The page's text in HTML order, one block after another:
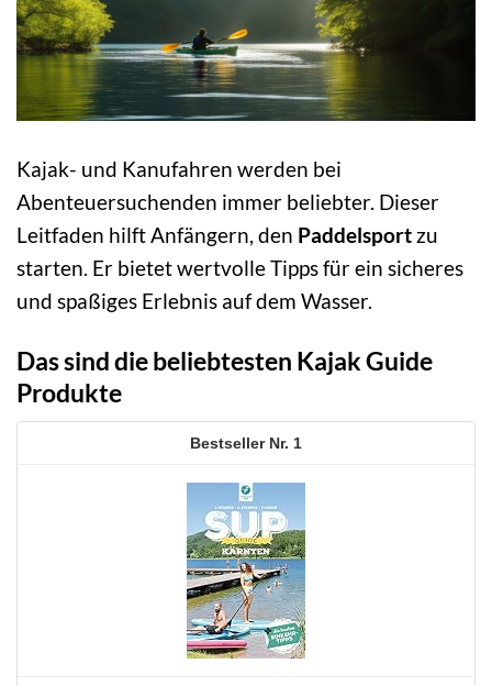
Kajak- und Kanufahren werden bei
Abenteuersuchenden immer beliebter. Dieser
Leitfaden hilft Anfängern, den Paddelsport zu
starten. Er bietet wertvolle Tipps für ein sicheres
und spaßiges Erlebnis auf dem Wasser.
Das sind die beliebtesten Kajak Guide
Produkte
1